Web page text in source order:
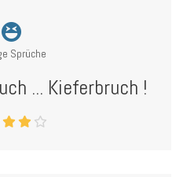
Sprüche
... Kieferbruch !